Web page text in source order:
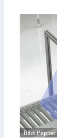
Bild: